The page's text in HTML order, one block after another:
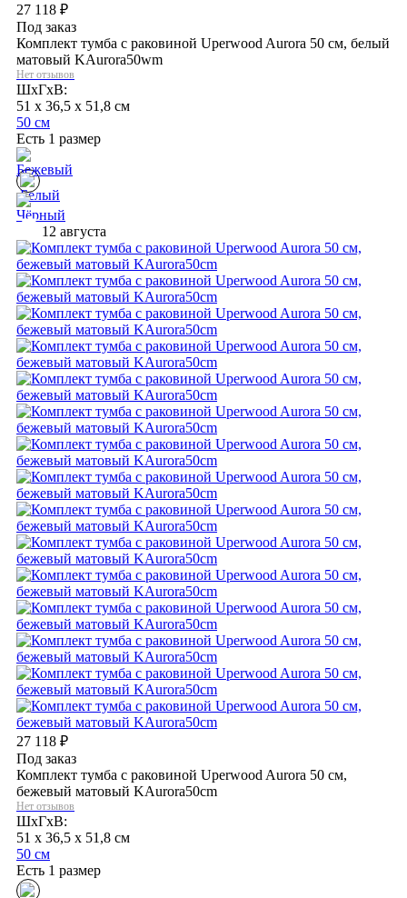
27 118 ₽
Под заказ
Комплект тумба с раковиной Uperwood Aurora 50 см, белый
матовый KAurora50wm
Нет отзывов
ШхГхВ:
51 x 36,5 x 51,8 см
50 см
Есть 1 размер
12 августа
27 118 ₽
Под заказ
Комплект тумба с раковиной Uperwood Aurora 50 см,
бежевый матовый KAurora50cm
Нет отзывов
ШхГхВ:
51 x 36,5 x 51,8 см
50 см
Есть 1 размер